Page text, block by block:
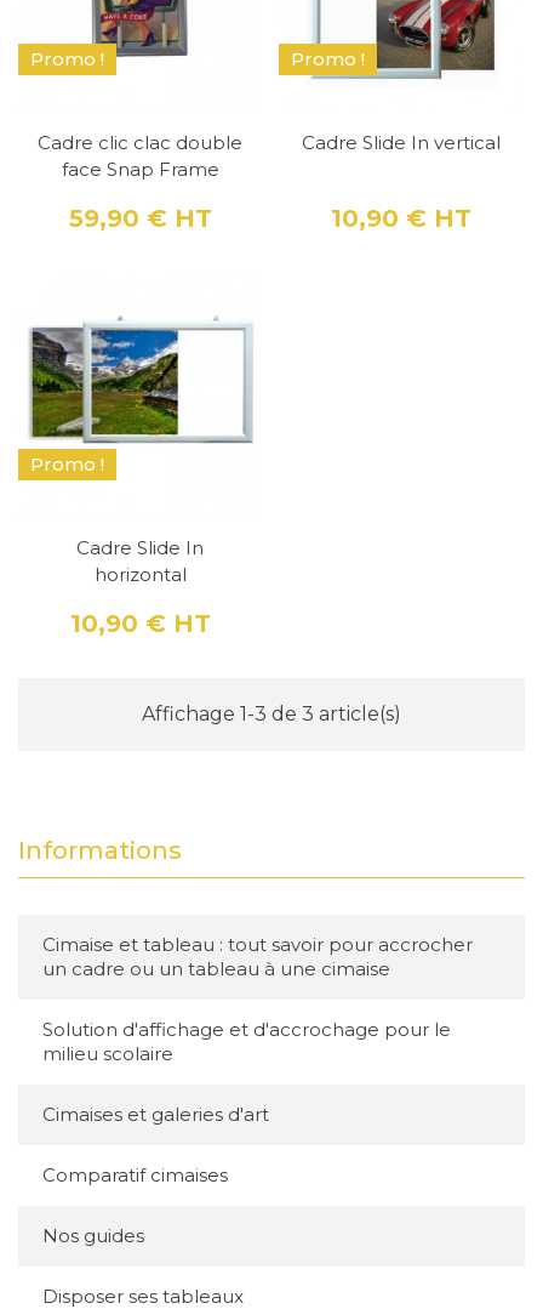
Informations
Cimaise et tableau : tout savoir pour accrocher
un cadre ou un tableau à une cimaise
Solution d'affichage et d'accrochage pour le
milieu scolaire
Cimaises et galeries d'art
Comparatif cimaises
Nos guides
Disposer ses tableaux
Promo !
Cadre clic clac double
face Snap Frame
Prix
59,90 € HT
Promo !
Cadre Slide In vertical
Prix
10,90 € HT
Promo !
Cadre Slide In
horizontal
Prix
10,90 € HT
Affichage 1-3 de 3 article(s)